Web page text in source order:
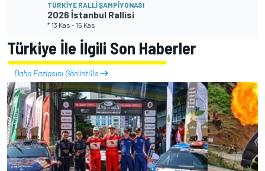
TÜRKIYE RALLI ŞAMPIYONASI
2026 İstanbul Rallisi
* 13 Kas -15 Kas
Türkiye İle İlgili Son Haberler
Daha Fazlasını Görüntüle